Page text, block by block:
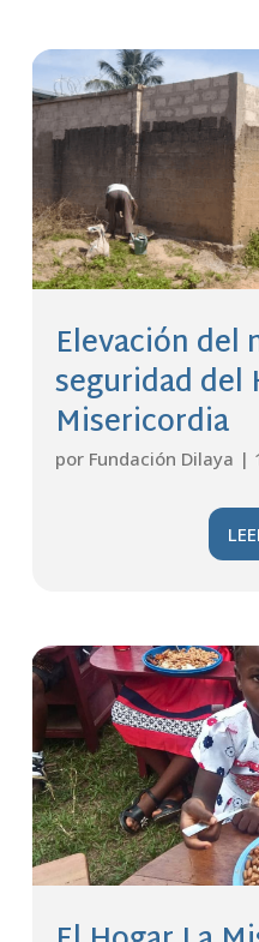
Elevación del
seguridad del
Misericordia
por Fundación Dilaya |